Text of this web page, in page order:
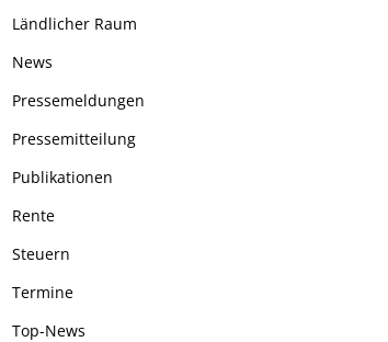
Ländlicher Raum
News
Pressemeldungen
Pressemitteilung
Publikationen
Rente
Steuern
Termine
Top-News